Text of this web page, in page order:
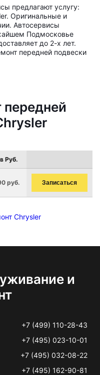
предлагают услугу:
Оригинальные и
Автосервисы
Подмосковье
до 2-х лет.
передней подвески
Руб.
руб. Записаться
Chrysler
и
+7 (499) 110-28-43
+7 (495) 023-10-01
+7 (495) 032-08-22
+7 (495) 162-90-81